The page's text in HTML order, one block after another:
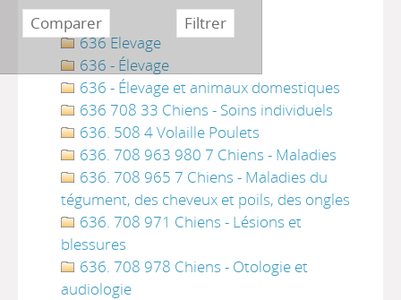
636 Elevage
636 - Élevage
636 - Élevage et animaux domestiques
636 708 33 Chiens - Soins individuels
636. 508 4 Volaille Poulets
636. 708 963 980 7 Chiens - Maladies
636. 708 965 7 Chiens - Maladies du
tégument, des cheveux et poils, des ongles
636. 708 971 Chiens - Lésions et
blessures
636. 708 978 Chiens - Otologie et
audiologie